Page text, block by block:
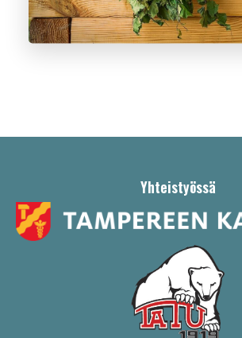
Yhteistyössä